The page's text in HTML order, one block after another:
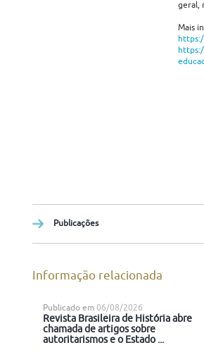
geral,
Mais
Publicações
Informação relacionada
Publicado em 06/08/2026
Revista Brasileira de História abre
chamada de artigos sobre
autoritarismos e o Estado ...